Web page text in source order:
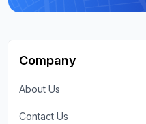
Company
About Us
Contact Us